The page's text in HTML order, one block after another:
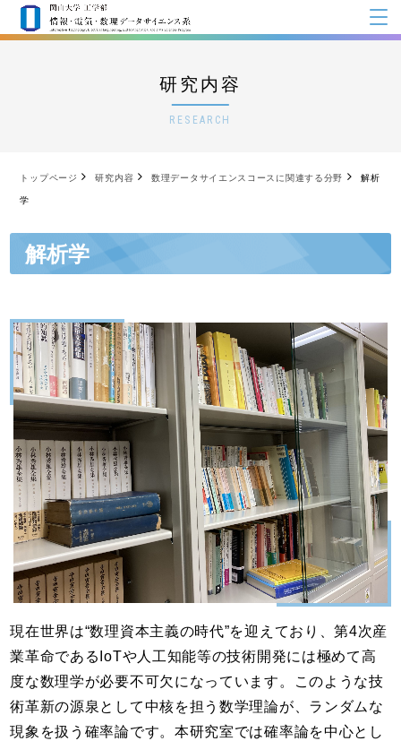
研究内容
RESEARCH
トップページ 研究内容 数理データサイエンスコースに関連する分野 解析
学
解析学
現在世界は“数理資本主義の時代”を迎えており、第4次産
業革命であるIoTや人工知能等の技術開発には極めて高
度な数理学が必要不可欠になっています。このような技
術革新の源泉として中核を担う数学理論が、ランダムな
現象を扱う確率論です。本研究室では確率論を中心とし